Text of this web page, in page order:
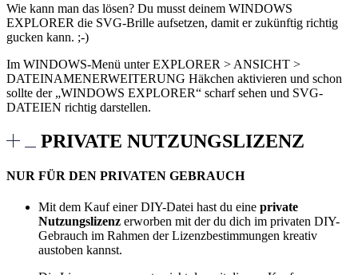
Wie kann man das lösen? Du musst deinem WINDOWS
EXPLORER die SVG-Brille aufsetzen, damit er zukünftig richtig
gucken kann. ;-)
Im WINDOWS-Menü unter EXPLORER > ANSICHT >
DATEINAMENERWEITERUNG Häkchen aktivieren und schon
sollte der „WINDOWS EXPLORER“ scharf sehen und SVG-
DATEIEN richtig darstellen.
PRIVATE NUTZUNGSLIZENZ
NUR FÜR DEN PRIVATEN GEBRAUCH
Mit dem Kauf einer DIY-Datei hast du eine private
Nutzungslizenz erworben mit der du dich im privaten DIY-
Gebrauch im Rahmen der Lizenzbestimmungen kreativ
austoben kannst.